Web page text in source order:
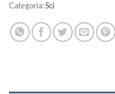
Categoria:Sci